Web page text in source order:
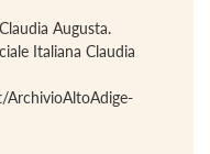
Augusta.
Italiana Claudia
ArchivioAltoAdige-